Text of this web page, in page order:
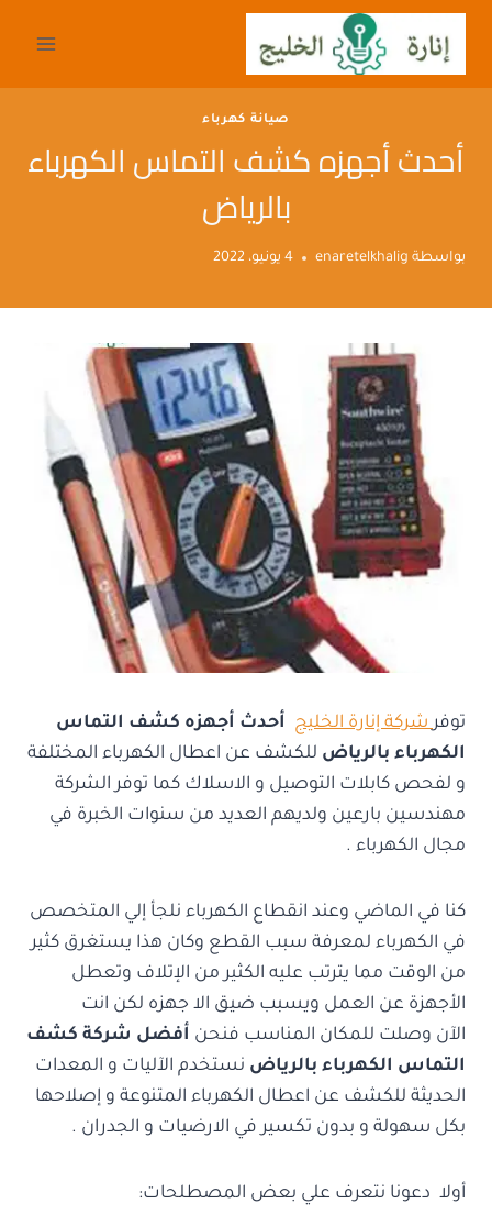
التجاوز
المحتوى
صيانة كهرباء
أحدث أجهزه كشف التماس الكهرباء
بالرياض
بواسطة enaretelkhalig 4 يونيو، 2022
توفرشركة إنارة الخليج
أحدث أجهزه كشف التماس
الكهرباء بالرياض للكشف عن اعطال الكهرباء المختلفة
و لفحص كابلات التوصيل و الاسلاك كما توفر الشركة
مهندسين بارعين ولديهم العديد من سنوات الخبرة في
مجال الكهرباء .
كنا في الماضي وعند انقطاع الكهرباء نلجأ إلي المتخصص
في الكهرباء لمعرفة سبب القطع وكان هذا يستغرق كثير
من الوقت مما يترتب عليه الكثير من الإتلاف وتعطل
الأجهزة عن العمل ويسبب ضيق الا جهزه لكن انت
الآن وصلت للمكان المناسب فنحن أفضل شركة كشف
التماس الكهرباء بالرياض نستخدم الآليات و المعدات
الحديثة للكشف عن اعطال الكهرباء المتنوعة و إصلاحها
بكل سهولة و بدون تكسير في الارضيات و الجدران .
أولا دعونا نتعرف علي بعض المصطلحات: